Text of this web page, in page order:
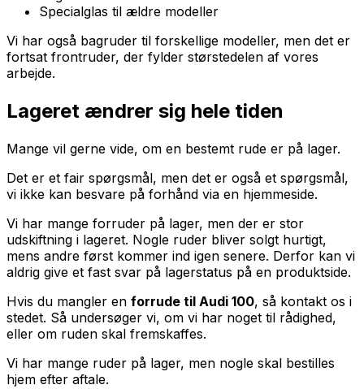
Specialglas til ældre modeller
Vi har også bagruder til forskellige modeller, men det er
fortsat frontruder, der fylder størstedelen af vores
arbejde.
Lageret ændrer sig hele tiden
Mange vil gerne vide, om en bestemt rude er på lager.
Det er et fair spørgsmål, men det er også et spørgsmål,
vi ikke kan besvare på forhånd via en hjemmeside.
Vi har mange forruder på lager, men der er stor
udskiftning i lageret. Nogle ruder bliver solgt hurtigt,
mens andre først kommer ind igen senere. Derfor kan vi
aldrig give et fast svar på lagerstatus på en produktside.
Hvis du mangler en forrude til Audi 100, så kontakt os i
stedet. Så undersøger vi, om vi har noget til rådighed,
eller om ruden skal fremskaffes.
Vi har mange ruder på lager, men nogle skal bestilles
hjem efter aftale.